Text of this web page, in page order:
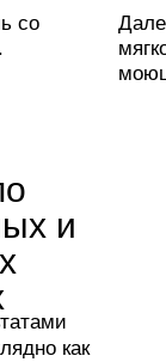
со
и
как